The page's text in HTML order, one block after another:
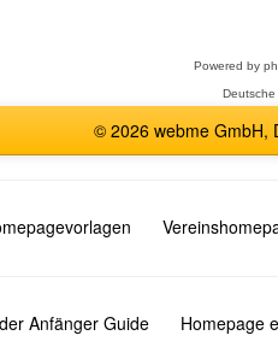
Powered by
© 2026 webme GmbH,
Anfänger Guide Homepage